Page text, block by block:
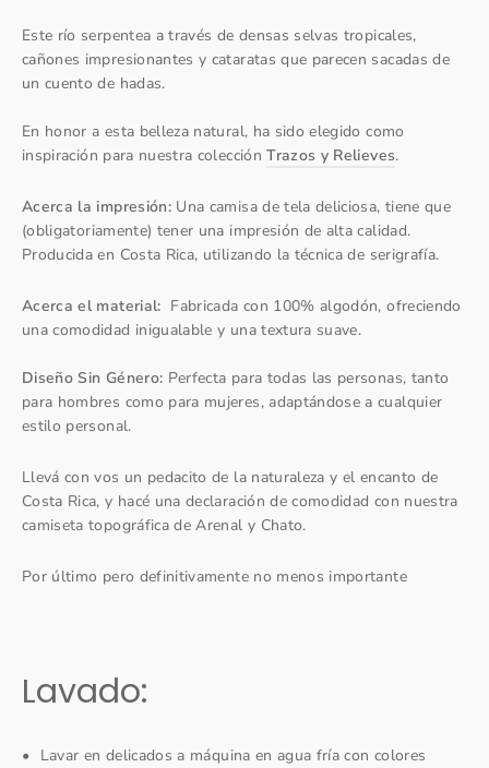
Este río serpentea a través de densas selvas tropicales,
cañones impresionantes y cataratas que parecen sacadas de
un cuento de hadas.
En honor a esta belleza natural, ha sido elegido como
inspiración para nuestra colecciónTrazos y Relieves.
Acerca la impresión: Una camisa de tela deliciosa, tiene que
(obligatoriamente) tener una impresión de alta calidad.
Producida en Costa Rica, utilizando la técnica de serigrafía.
Acerca el material: Fabricada con 100% algodón, ofreciendo
una comodidad inigualable y una textura suave.
Diseño Sin Género: Perfecta para todas las personas, tanto
para hombres como para mujeres, adaptándose a cualquier
estilo personal.
Llevá con vos un pedacito de la naturaleza y el encanto de
Costa Rica, y hacé una declaración de comodidad con nuestra
camiseta topográfica de Arenal y Chato.
Por último pero definitivamente no menos importante
Lavado:
•⁠ ⁠Lavar en delicados a máquina en agua fría con colores